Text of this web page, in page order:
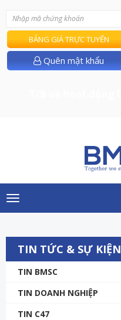
BẢNG GIÁ TRỰC TUYẾN
Quên mật khẩu
Toggle
navigation
TIN TỨC & SỰ KIỆN
TIN BMSC
TIN DOANH NGHIỆP
TIN C47